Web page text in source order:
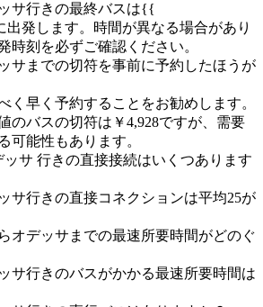
サ行きの最終バスは{{
出発します。時間が異なる場合があり
時刻を必ずご確認ください。
サまでの切符を事前に予約したほうが
く早く予約することをお勧めします。
のバスの切符は￥4,928ですが、需要
可能性もあります。
ッサ 行きの直接接続はいくつあります
サ行きの直接コネクションは平均25が
オデッサまでの最速所要時間がどのぐ
サ行きのバスがかかる最速所要時間は